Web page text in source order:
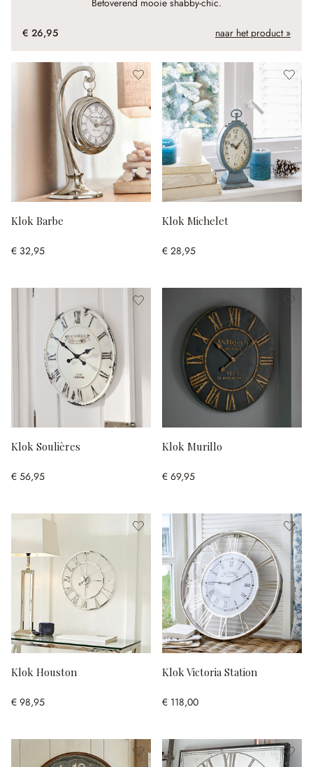
Betoverend mooie shabby-chic.
€ 26,95 naar het product »
Klok Barbe
€ 32,95
Klok Michelet
€ 28,95
Klok Soulières
€ 56,95
Klok Murillo
€ 69,95
Klok Houston
€ 98,95
Klok Victoria Station
€ 118,00